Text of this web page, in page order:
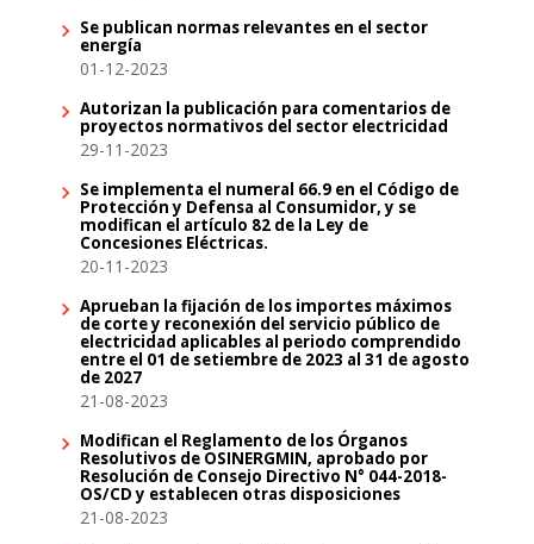
Se publican normas relevantes en el sector
energía
01-12-2023
Autorizan la publicación para comentarios de
proyectos normativos del sector electricidad
29-11-2023
Se implementa el numeral 66.9 en el Código de
Protección y Defensa al Consumidor, y se
modifican el artículo 82 de la Ley de
Concesiones Eléctricas.
20-11-2023
Aprueban la fijación de los importes máximos
de corte y reconexión del servicio público de
electricidad aplicables al periodo comprendido
entre el 01 de setiembre de 2023 al 31 de agosto
de 2027
21-08-2023
Modifican el Reglamento de los Órganos
Resolutivos de OSINERGMIN, aprobado por
Resolución de Consejo Directivo N° 044-2018-
OS/CD y establecen otras disposiciones
21-08-2023